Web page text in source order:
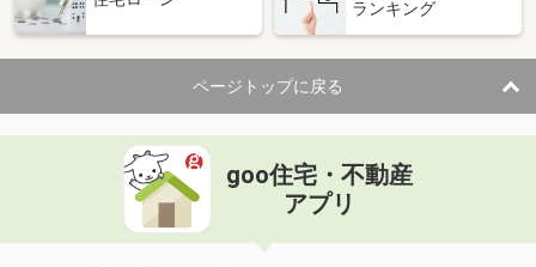
ランキング
ページトップに戻る
goo住宅・不動産
アプリ